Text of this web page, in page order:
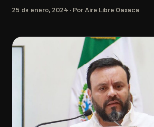
25 de enero, 2024 · Por Aire Libre Oaxaca